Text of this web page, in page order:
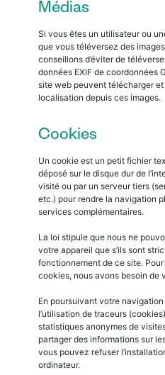
Médias
Si vous êtes un utilisateur ou
que vous téléversez des
conseillons d’éviter de
données EXIF de coordonnées
site web peuvent télécharger
localisation depuis ces images.
Cookies
Un cookie est un petit fichier
déposé sur le disque dur de
visité ou par un serveur tiers
etc.) pour rendre la navigation
services complémentaires.
La loi stipule que nous ne
votre appareil que s’ils sont
fonctionnement de ce site.
cookies, nous avons besoin de
En poursuivant votre
l’utilisation de traceurs
statistiques anonymes de
partager des informations sur
vous pouvez refuser
ordinateur.